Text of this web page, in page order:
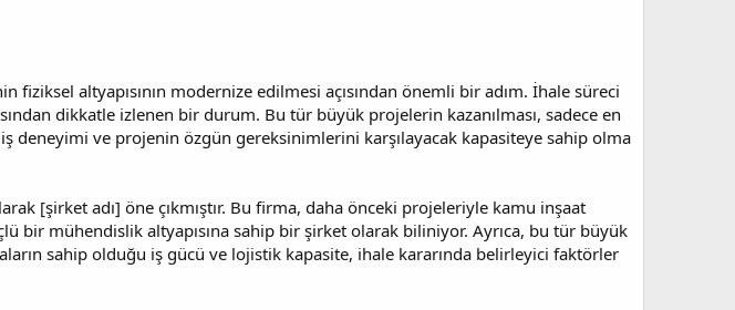
fiziksel altyapısının modernize edilmesi açısından önemli bir adım. İhale süreci
dikkatle izlenen bir durum. Bu tür büyük projelerin kazanılması, sadece en
deneyimi ve projenin özgün gereksinimlerini karşılayacak kapasiteye sahip olma
[şirket adı] öne çıkmıştır. Bu firma, daha önceki projeleriyle kamu inşaat
bir mühendislik altyapısına sahip bir şirket olarak biliniyor. Ayrıca, bu tür büyük
sahip olduğu iş gücü ve lojistik kapasite, ihale kararında belirleyici faktörler